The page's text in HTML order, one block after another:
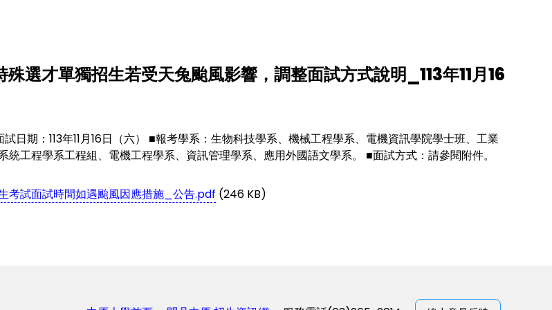
殊選才單獨招生若受天兔颱風影響，調整面試方式說明_113年11月16
試日期：113年11月16日（六） ■報考學系：生物科技學系、機械工程學系、電機資訊學院學士班、工業
統工程學系工程組、電機工程學系、資訊管理學系、應用外國語文學系。 ■面試方式：請參閱附件。
考試面試時間如遇颱風因應措施_公告.pdf (246 KB)